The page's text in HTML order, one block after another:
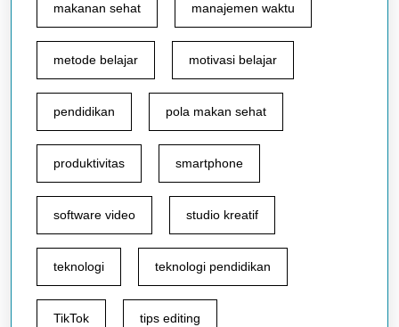
makanan sehat manajemen waktu
metode belajar motivasi belajar
pendidikan pola makan sehat
produktivitas smartphone
software video studio kreatif
teknologi teknologi pendidikan
TikTok tips editing